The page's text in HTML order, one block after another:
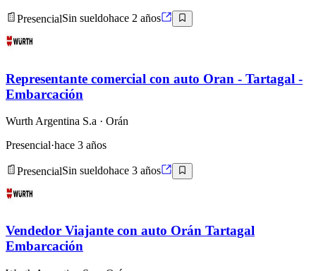
PresencialSin sueldohace 2 años
Representante comercial con auto Oran - Tartagal -
Embarcación
Wurth Argentina S.a · Orán
Presencial·hace 3 años
PresencialSin sueldohace 3 años
Vendedor Viajante con auto Orán Tartagal
Embarcación